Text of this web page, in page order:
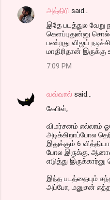
அத்திரி said…
இதே படத்துல வேறு
கெளப்புதுன்னு
பண்றது விஜய்
மாதிரிதான் இருக்கு
7:09 PM
வவ்வால் said…
கேபிள்,
விமர்சனம் எல்லாம்
அடிக்கிறாப்போல
இதுக்கும் 6
போல இருக்கு,
எடுத்து
இந்த படத்தையும்
அப்போ, மனுசன்